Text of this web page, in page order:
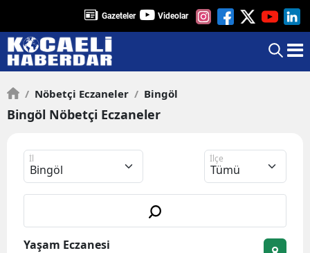
Gazeteler Videolar
/ Nöbetçi Eczaneler / Bingöl
Bingöl Nöbetçi Eczaneler
İl İlçe
Yaşam Eczanesi